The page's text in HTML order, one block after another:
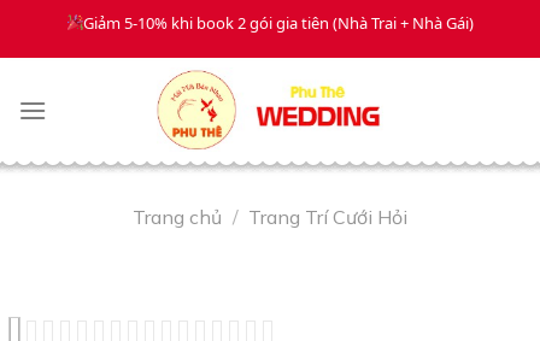
Giảm 5-10% khi book 2 gói gia tiên (Nhà Trai + Nhà Gái)
Trang chủ / Trang Trí Cưới Hỏi
Gia Tiên Mâm Quả Dạm Ngõ Xe Hoa